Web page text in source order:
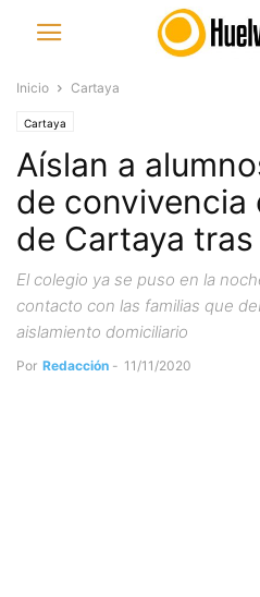
Inicio Cartaya
Cartaya
Aíslan a
de convivencia
de Cartaya
El colegio ya se puso en la
contacto con las familias que
aislamiento domiciliario
Por Redacción - 11/11/2020